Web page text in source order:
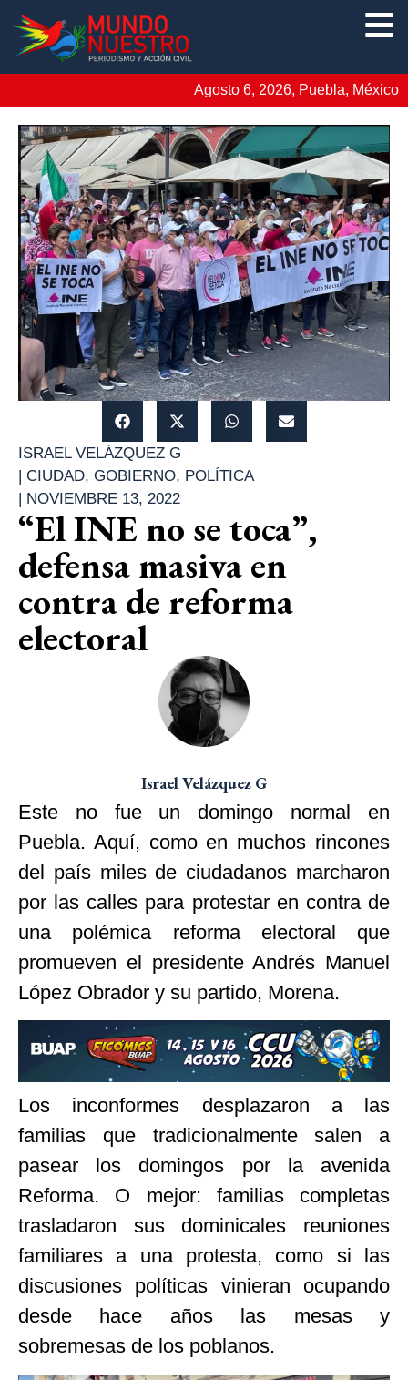
Agosto 6, 2026, Puebla, México
ISRAEL VELÁZQUEZ G
| CIUDAD, GOBIERNO, POLÍTICA
| NOVIEMBRE 13, 2022
“El INE no se toca”,
defensa masiva en
contra de reforma
electoral
Israel Velázquez G
Este no fue un domingo normal en
Puebla. Aquí, como en muchos rincones
del país miles de ciudadanos marcharon
por las calles para protestar en contra de
una polémica reforma electoral que
promueven el presidente Andrés Manuel
López Obrador y su partido, Morena.
Los inconformes desplazaron a las
familias que tradicionalmente salen a
pasear los domingos por la avenida
Reforma. O mejor: familias completas
trasladaron sus dominicales reuniones
familiares a una protesta, como si las
discusiones políticas vinieran ocupando
desde hace años las mesas y
sobremesas de los poblanos.